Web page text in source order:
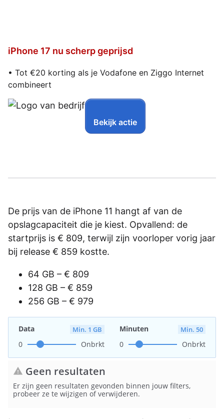
iPhone 17 nu scherp geprijsd
• Tot €20 korting als je Vodafone en Ziggo Internet
combineert
Bekijk actie
De prijs van de iPhone 11 hangt af van de
opslagcapaciteit die je kiest. Opvallend: de
startprijs is € 809, terwijl zijn voorloper vorig jaar
bij release € 859 kostte.
64 GB – € 809
128 GB – € 859
256 GB – € 979
Data Min. 1 GB
0 Onbrkt
Minuten Min. 50
0 Onbrkt
warning Geen resultaten
Er zijn geen resultaten gevonden binnen jouw filters,
probeer ze te wijzigen of verwijderen.